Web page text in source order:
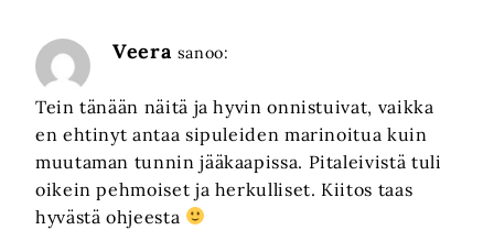
Veera sanoo:
Tein tänään näitä ja hyvin onnistuivat, vaikka
en ehtinyt antaa sipuleiden marinoitua kuin
muutaman tunnin jääkaapissa. Pitaleivistä tuli
oikein pehmoiset ja herkulliset. Kiitos taas
hyvästä ohjeesta